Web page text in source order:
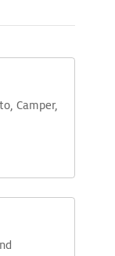
Camper,